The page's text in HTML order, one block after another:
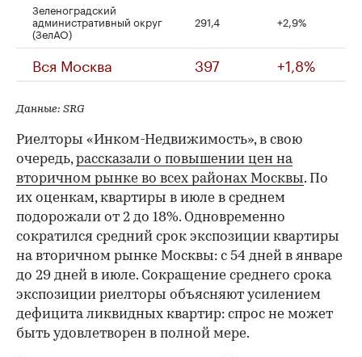
Зеленоградский
административный округ
(ЗелАО)
291,4 +2,9%
Вся Москва 397 +1,8%
Данные: SRG
Риелторы «Инком-Недвижимость», в свою
очередь,рассказали о повышении цен на
вторичном рынке во всех районах Москвы. По
их оценкам, квартиры в июле в среднем
подорожали от 2 до 18%. Одновременно
сократился средний срок экспозиции квартиры
на вторичном рынке Москвы: с 54 дней в январе
до 29 дней в июле. Сокращение среднего срока
экспозиции риелторы объясняют усилением
дефицита ликвидных квартир: спрос не может
быть удовлетворен в полной мере.